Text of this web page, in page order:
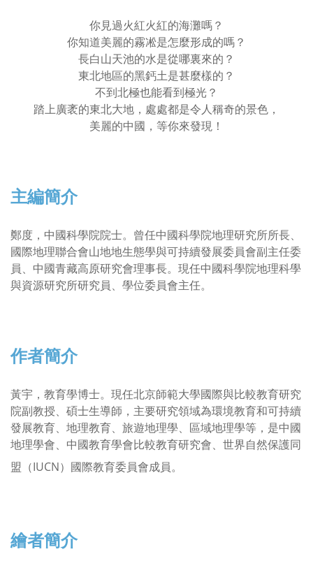
你見過火紅火紅的海灘嗎？
你知道美麗的霧凇是怎麼形成的嗎？
長白山天池的水是從哪裏來的？
東北地區的黑鈣土是甚麼樣的？
不到北極也能看到極光？
踏上廣袤的東北大地，處處都是令人稱奇的景色，
美麗的中國，等你來發現！
主編簡介
鄭度，中國科學院院士。曾任中國科學院地理研究所所長、
國際地理聯合會山地地生態學與可持續發展委員會副主任委
員、中國青藏高原研究會理事長。現任中國科學院地理科學
與資源研究所研究員、學位委員會主任。
作者簡介
黃宇，教育學博士。現任北京師範大學國際與比較教育研究
院副教授、碩士生導師，主要研究領域為環境教育和可持續
發展教育、地理教育、旅遊地理學、區域地理學等，是中國
地理學會、中國教育學會比較教育研究會、世界自然保護同
盟（IUCN）國際教育委員會成員。
繪者簡介